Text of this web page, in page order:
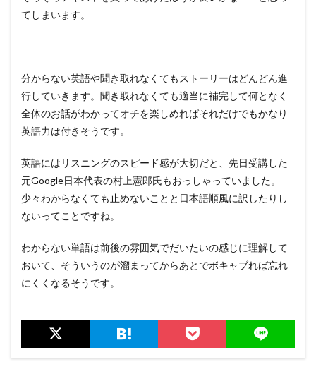
てしまいます。
分からない英語や聞き取れなくてもストーリーはどんどん進
行していきます。聞き取れなくても適当に補完して何となく
全体のお話がわかってオチを楽しめればそれだけでもかなり
英語力は付きそうです。
英語にはリスニングのスピード感が大切だと、先日受講した
元Google日本代表の村上憲郎氏もおっしゃっていました。
少々わからなくても止めないことと日本語順風に訳したりし
ないってことですね。
わからない単語は前後の雰囲気でだいたいの感じに理解して
おいて、そういうのが溜まってからあとでボキャブれば忘れ
にくくなるそうです。